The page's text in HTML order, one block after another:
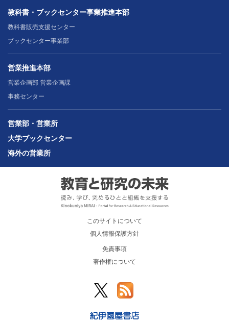
教科書・ブックセンター事業推進本部
教科書販売支援センター
ブックセンター事業部
営業推進本部
営業企画部 営業企画課
事務センター
営業部・営業所
大学ブックセンター
海外の営業所
このサイトについて
個人情報保護方針
免責事項
著作権について